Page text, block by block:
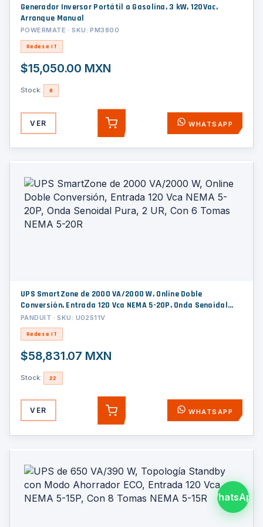
Generador Inversor Portátil a Gasolina, 3 kW, 120Vac,
Arranque Manual
POWERMATE · SKU: PM3800
Redes e IT
$15,050.00 MXN
Stock: 8
VER AGREGAR WHATSAPP
UPS SmartZone de 2000 VA/2000 W, Online Doble
Conversión, Entrada 120 Vca NEMA 5-20P, Onda Senoidal
Pura, 2 UR, Con 6 Tomas NEMA 5-20R
PANDUIT · SKU: U02S11V
Redes e IT
$58,831.07 MXN
Stock: 22
VER AGREGAR WHATSAPP
WhatsApp